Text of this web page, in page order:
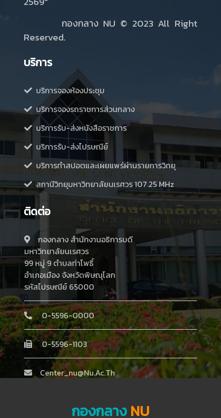
กองกลางNU
กองกลาง NU © 2023 All Right
Reserved.
บริการ
บริการจองห้องประชุม
บริการจองรถราชการส่วนกลาง
บริการรับ-ส่งหนังสือราชการ
บริการรับ-ส่งไปรษณีย์
บริการทำสปอตและเผยแพร่ผ่านรายการวิทยุ
สถานีวิทยุมหาวิทยาลัยนเรศวร 107.25 MHz
ติดต่อ
กองกลาง สำนักงานอธิการบดี
มหาวิทยาลัยนเรศวร
99 หมู่ 9 ตำบลท่าโพธิ์
อำเภอเมือง จังหวัดพิษณุโลก
รหัสไปรษณีย์ 65000
0-5596-0000
0-5596-1103
Center_nu@nu.ac.th